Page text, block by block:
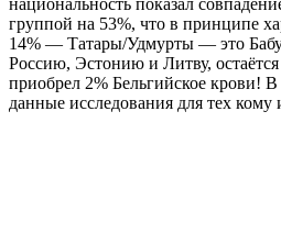
группой на 53%, что в принципе
14% — Татары/Удмурты — это
Россию, Эстонию и Литву, остаётся
приобрел 2% Бельгийское крови!
данные исследования для тех кому